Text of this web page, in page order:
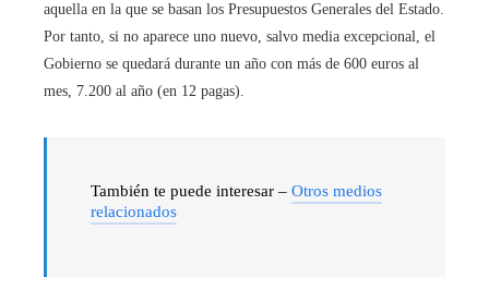
aquella en la que se basan los Presupuestos Generales del Estado.
Por tanto, si no aparece uno nuevo, salvo media excepcional, el
Gobierno se quedará durante un año con más de 600 euros al
mes, 7.200 al año (en 12 pagas).
También te puede interesar – Otros medios
relacionados